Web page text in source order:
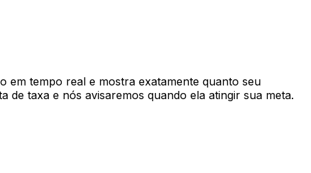
em tempo real e mostra exatamente quanto seu
taxa e nós avisaremos quando ela atingir sua meta.